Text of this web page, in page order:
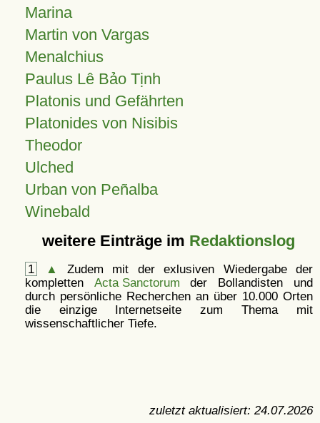
Marina
Martin von Vargas
Menalchius
Paulus Lê Bảo Tịnh
Platonis und Gefährten
Platonides von Nisibis
Theodor
Ulched
Urban von Peñalba
Winebald
weitere Einträge im Redaktionslog
1 ▲
Zudem mit der exlusiven Wiedergabe der
kompletten Acta Sanctorum der Bollandisten und
durch persönliche Recherchen an über 10.000 Orten
die einzige Internetseite zum Thema mit
wissenschaftlicher Tiefe.
zuletzt aktualisiert: 24.07.2026